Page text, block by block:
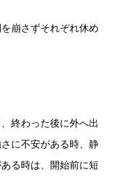
崩さずそれぞれ休め
終わった後に外へ出
に不安がある時、静
る時は、開始前に短